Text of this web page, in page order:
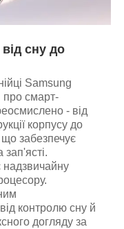
сну до
Samsung
про смарт-
- від
корпусу до
що забезпечує
надзвичайну
контролю сну й
догляду за